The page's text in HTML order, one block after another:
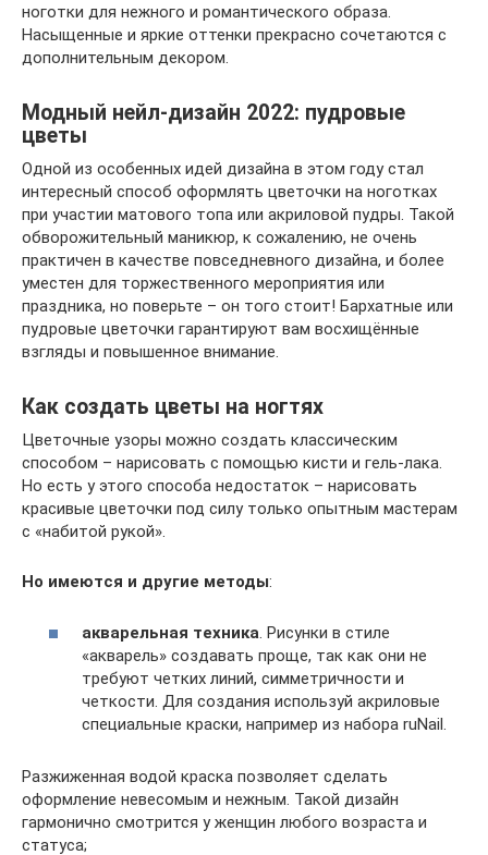
ноготки для нежного и романтического образа.
Насыщенные и яркие оттенки прекрасно сочетаются с
дополнительным декором.
Модный нейл-дизайн 2022: пудровые
цветы
Одной из особенных идей дизайна в этом году стал
интересный способ оформлять цветочки на ноготках
при участии матового топа или акриловой пудры. Такой
обворожительный маникюр, к сожалению, не очень
практичен в качестве повседневного дизайна, и более
уместен для торжественного мероприятия или
праздника, но поверьте – он того стоит! Бархатные или
пудровые цветочки гарантируют вам восхищённые
взгляды и повышенное внимание.
Как создать цветы на ногтях
Цветочные узоры можно создать классическим
способом – нарисовать с помощью кисти и гель-лака.
Но есть у этого способа недостаток – нарисовать
красивые цветочки под силу только опытным мастерам
с «набитой рукой».
Но имеются и другие методы:
акварельная техника . Рисунки в стиле
«акварель» создавать проще, так как они не
требуют четких линий, симметричности и
четкости. Для создания используй акриловые
специальные краски, например из набора ruNail.
Разжиженная водой краска позволяет сделать
оформление невесомым и нежным. Такой дизайн
гармонично смотрится у женщин любого возраста и
статуса;